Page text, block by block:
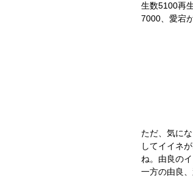
生数5100再
7000、愛宕
ただ、気に
してイイネ
ね。由良の
一方の由良